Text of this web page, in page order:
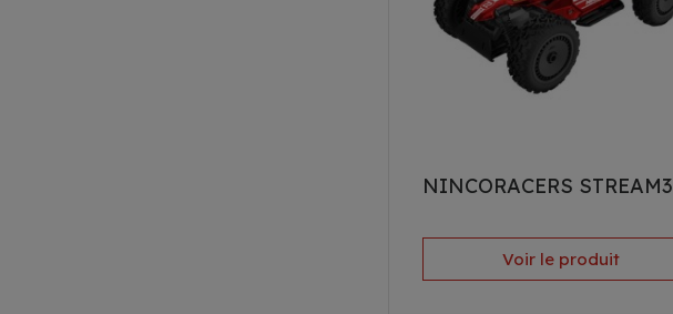
NINCORACERS STREAM3
Voir le produit